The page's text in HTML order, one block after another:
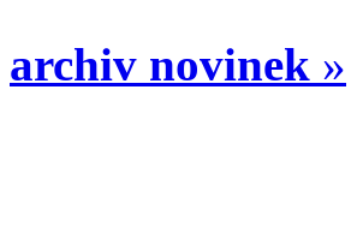
archiv novinek »